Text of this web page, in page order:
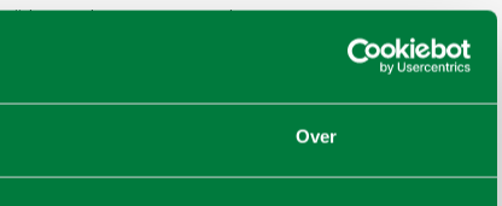
Over
tijde van de meeste actuele en
bedrijf afzonderlijk opgeslagen,
voor de individuele